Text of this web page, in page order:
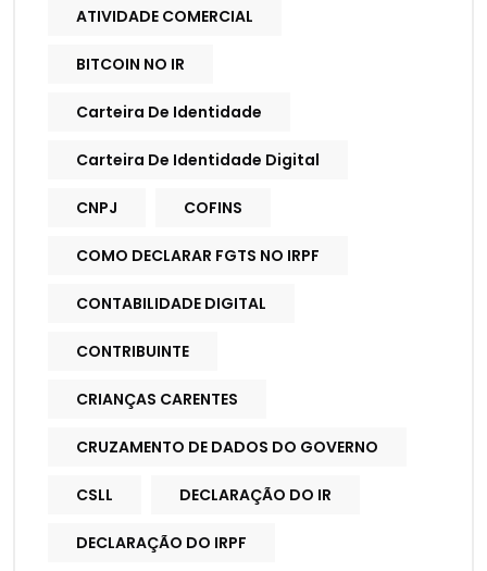
ATIVIDADE COMERCIAL
BITCOIN NO IR
Carteira De Identidade
Carteira De Identidade Digital
CNPJ COFINS
COMO DECLARAR FGTS NO IRPF
CONTABILIDADE DIGITAL
CONTRIBUINTE
CRIANÇAS CARENTES
CRUZAMENTO DE DADOS DO GOVERNO
CSLL DECLARAÇÃO DO IR
DECLARAÇÃO DO IRPF